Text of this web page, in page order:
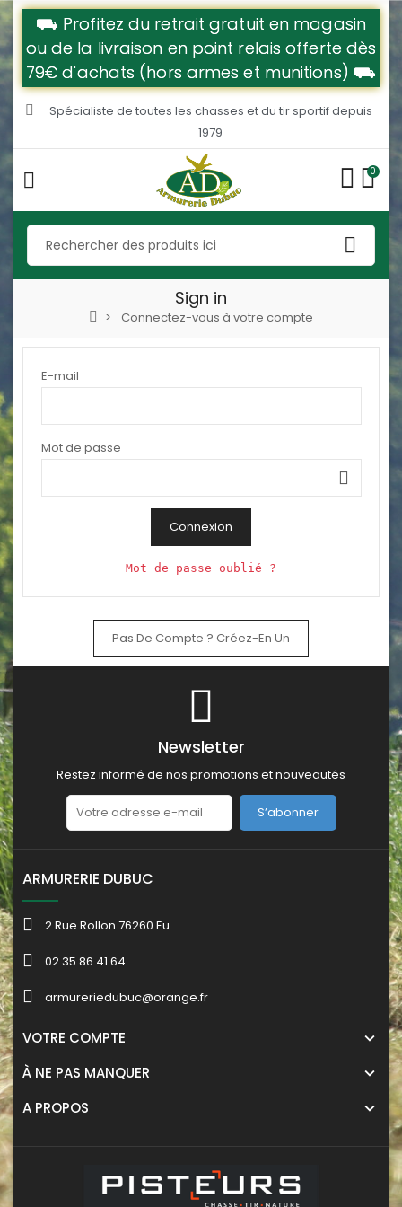
⛟ Profitez du retrait gratuit en magasin
ou de la livraison en point relais offerte dès
79€ d'achats (hors armes et munitions) ⛟
Spécialiste de toutes les chasses et du tir sportif depuis
1979
0
Sign in
Connectez-vous à votre compte
E-mail
Mot de passe
Connexion
Mot de passe oublié ?
Pas De Compte ? Créez-En Un
Newsletter
Restez informé de nos promotions et nouveautés
S’abonner
ARMURERIE DUBUC
2 Rue Rollon 76260 Eu
02 35 86 41 64
armureriedubuc@orange.fr
VOTRE COMPTE
À NE PAS MANQUER
A PROPOS